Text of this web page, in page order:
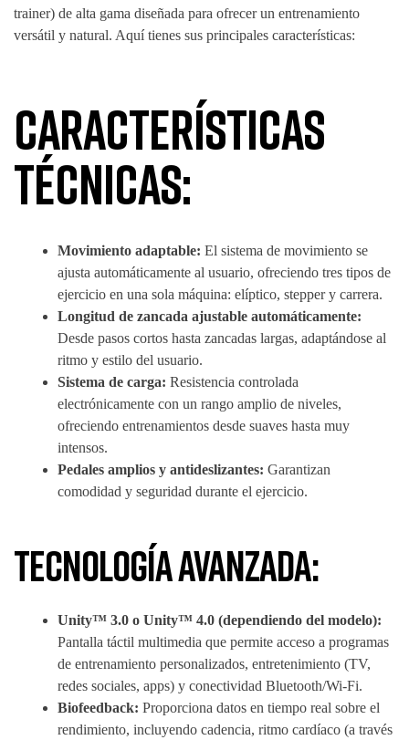
trainer) de alta gama diseñada para ofrecer un entrenamiento
versátil y natural. Aquí tienes sus principales características:
Características
técnicas:
Movimiento adaptable: El sistema de movimiento se
ajusta automáticamente al usuario, ofreciendo tres tipos de
ejercicio en una sola máquina: elíptico, stepper y carrera.
Longitud de zancada ajustable automáticamente:
Desde pasos cortos hasta zancadas largas, adaptándose al
ritmo y estilo del usuario.
Sistema de carga: Resistencia controlada
electrónicamente con un rango amplio de niveles,
ofreciendo entrenamientos desde suaves hasta muy
intensos.
Pedales amplios y antideslizantes: Garantizan
comodidad y seguridad durante el ejercicio.
Tecnología avanzada:
Unity™ 3.0 o Unity™ 4.0 (dependiendo del modelo):
Pantalla táctil multimedia que permite acceso a programas
de entrenamiento personalizados, entretenimiento (TV,
redes sociales, apps) y conectividad Bluetooth/Wi-Fi.
Biofeedback: Proporciona datos en tiempo real sobre el
rendimiento, incluyendo cadencia, ritmo cardíaco (a través